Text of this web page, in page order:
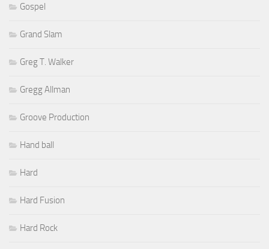
Gospel
Grand Slam
Greg T. Walker
Gregg Allman
Groove Production
Hand ball
Hard
Hard Fusion
Hard Rock